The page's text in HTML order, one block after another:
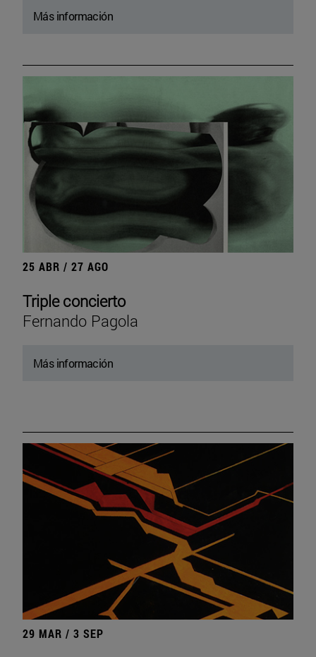
Más información
25 ABR / 27 AGO
Triple concierto
Fernando Pagola
Más información
29 MAR / 3 SEP